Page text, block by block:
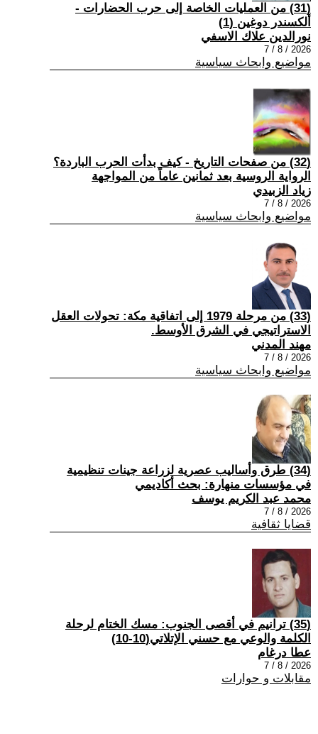
(31) من العمليات الخاصة إلى حرب الحضارات -
ألكسندر دوغين (1)
نورالدين علاك الاسفي
2026 / 8 / 7
مواضيع وابحاث سياسية
(32) من صفحات التاريخ - كيف بدأت الحرب الباردة؟
الرواية الروسية بعد ثمانين عاماً من المواجهة
زياد الزبيدي
2026 / 8 / 7
مواضيع وابحاث سياسية
(33) من مرحلة 1979 إلى اتفاقية مكة: تحولات العقل
الاستراتيجي في الشرق الأوسط.
مهند المدني
2026 / 8 / 7
مواضيع وابحاث سياسية
(34) طرق وأساليب عصرية لزراعة جينات تنظيمية
في مؤسسات منهارة: بحث أكاديمي
محمد عبد الكريم يوسف
2026 / 8 / 7
قضايا ثقافية
(35) ترانيم في أقصى الجنوب: مسك الختام لرحلة
الكلمة والوعي مع حسني الإتلاتي(10-10)
عطا درغام
2026 / 8 / 7
مقابلات و حوارات